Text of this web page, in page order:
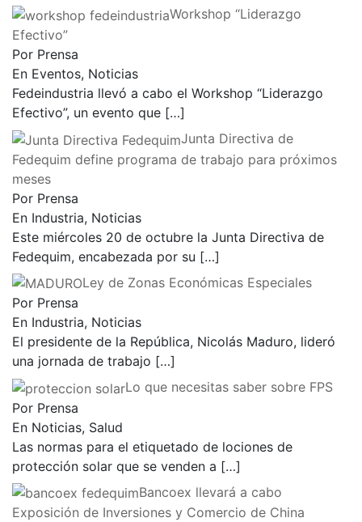
Workshop “Liderazgo
Efectivo”
Por Prensa
En Eventos, Noticias
Fedeindustria llevó a cabo el Workshop “Liderazgo
Efectivo”, un evento que […]
Junta Directiva de
Fedequim define programa de trabajo para próximos
meses
Por Prensa
En Industria, Noticias
Este miércoles 20 de octubre la Junta Directiva de
Fedequim, encabezada por su […]
Ley de Zonas Económicas Especiales
Por Prensa
En Industria, Noticias
El presidente de la República, Nicolás Maduro, lideró
una jornada de trabajo […]
Lo que necesitas saber sobre FPS
Por Prensa
En Noticias, Salud
Las normas para el etiquetado de lociones de
protección solar que se venden a […]
Bancoex llevará a cabo
Exposición de Inversiones y Comercio de China